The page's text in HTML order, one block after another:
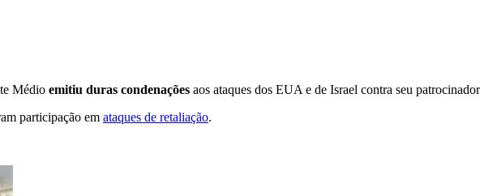
Médio emitiu duras condenações aos ataques dos EUA e de Israel contra seu
participação em ataques de retaliação.